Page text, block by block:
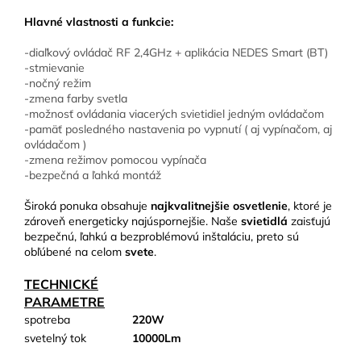
Hlavné vlastnosti a funkcie:
-diaľkový ovládač RF 2,4GHz + aplikácia NEDES Smart (BT)
-stmievanie
-nočný režim
-zmena farby svetla
-možnosť ovládania viacerých svietidiel jedným ovládačom
-pamäť posledného nastavenia po vypnutí ( aj vypínačom, aj
ovládačom )
-zmena režimov pomocou vypínača
-bezpečná a ľahká montáž
Široká ponuka obsahuje najkvalitnejšie osvetlenie, ktoré je
zároveň energeticky najúspornejšie. Naše svietidlá zaisťujú
bezpečnú, ľahkú a bezproblémovú inštaláciu, preto sú
obľúbené na celom svete.
TECHNICKÉ
PARAMETRE
spotreba
220W
svetelný tok
10000Lm